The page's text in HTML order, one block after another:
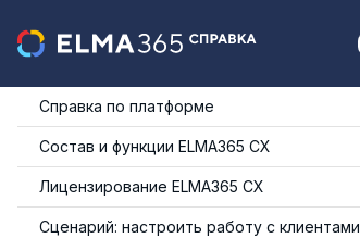
Справка по платформе
Состав и функции ELMA365 СХ
Лицензирование ELMA365 СХ
Сценарий: настроить работу с клиентами